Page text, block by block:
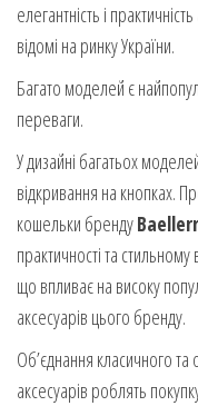
елегантність і
відомі на ринку України.
Багато моделей є
переваги.
У дизайні багатьох
відкривання на кнопках.
кошельки бренду
практичності та
що впливає на високу
аксесуарів цього бренду.
Об’єднання класичного та
аксесуарів роблять